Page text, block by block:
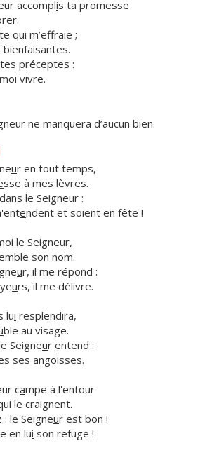
accomplis ta promesse
qui m’effraie ;
tes préceptes :
vivre.
ne manquera d’aucun bien.
ur en tout temps,
sse à mes lèvres.
le Seigneur :
endent et soient en fête !
oi le Seigneur,
mble son nom.
ur, il me répond :
urs, il me délivre.
lui resplendira,
ble au visage.
Seigneur entend :
ses angoisses.
campe à l'entour
le craignent.
le Seigneur est bon !
en lui son refuge !